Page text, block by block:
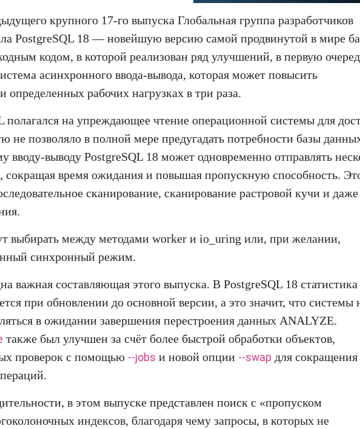
крупного 17-го выпуска Глобальная группа разработчиков
PostgreSQL 18 — новейшую версию самой продвинутой в мире
кодом, в которой реализован ряд улучшений, в первую
асинхронного ввода-вывода, которая может повысить
определенных рабочих нагрузках в три раза.
полагался на упреждающее чтение операционной системы для
не позволяло в полной мере предугадать потребности базы
вводу-выводу PostgreSQL 18 может одновременно отправлять
сокращая время ожидания и повышая пропускную способность.
сканирование, сканирование растровой кучи и
выбирать между методами worker и io_uring или, при желании,
синхронный режим.
важная составляющая этого выпуска. В PostgreSQL 18 статистика
при обновлении до основной версии, а это значит, что системы
в ожидании завершения перестроения данных ANALYZE.
также был улучшен за счёт более быстрой обработки объектов,
проверок с помощью --jobs и новой опции --swap для сокращения
в этом выпуске представлен поиск с «пропуском
индексов, благодаря чему запросы, в которых не